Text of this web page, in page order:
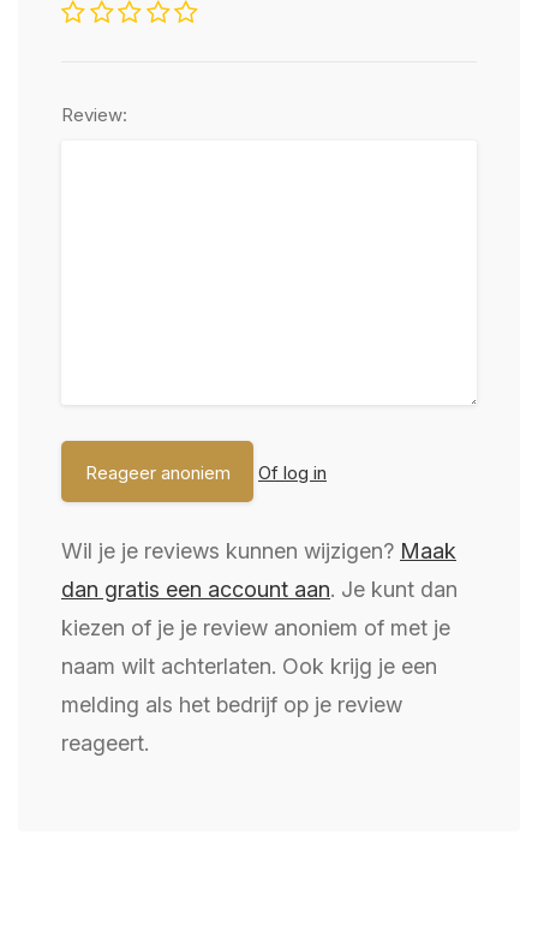
Review:
Of log in
Wil je je reviews kunnen wijzigen? Maak
dan gratis een account aan. Je kunt dan
kiezen of je je review anoniem of met je
naam wilt achterlaten. Ook krijg je een
melding als het bedrijf op je review
reageert.